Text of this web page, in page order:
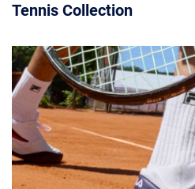
Tennis Collection